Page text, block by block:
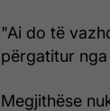
"Ai do të
përgatitur
Megjithëse